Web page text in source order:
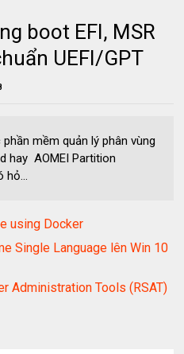
boot EFI, MSR
UEFI/GPT
mềm quản lý phân vùng
hay AOMEI Partition
hỏ...
using Docker
Single Language lên Win 10
Administration Tools (RSAT)